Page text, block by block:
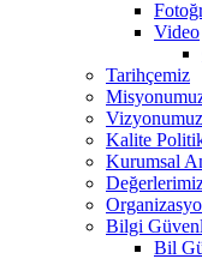
Video
Tarihçemiz
Vizyonumuz
Kalite
Kurumsal
Bilgi
Bil